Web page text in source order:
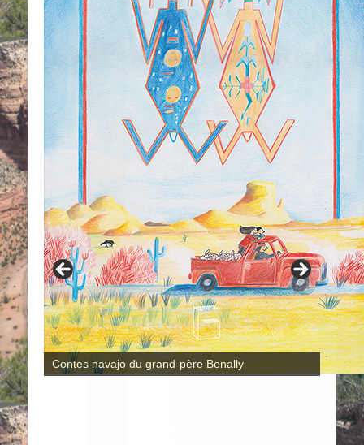
Contes navajo du grand-père Benally